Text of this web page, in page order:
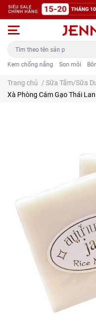
Kem chống nắng Son môi
Trang chủ / Sữa Tắm/Sữa
Xà Phòng Cám Gạo Thái